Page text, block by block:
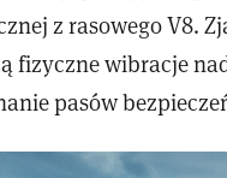
z rasowego V8.
fizyczne wibracje
pasów